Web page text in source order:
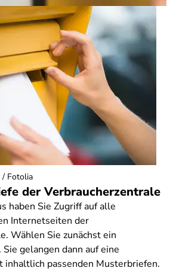
der Verbraucherzentrale
haben Sie Zugriff auf alle
Internetseiten der
Wählen Sie zunächst ein
gelangen dann auf eine
inhaltlich passenden Musterbriefen.
/ Fotolia